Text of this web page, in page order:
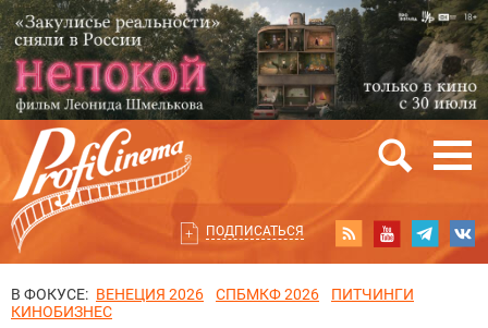
ПОДПИСАТЬСЯ
В ФОКУСЕ: ВЕНЕЦИЯ 2026 СПБМКФ 2026
ПИТЧИНГИ
КИНОБИЗНЕС